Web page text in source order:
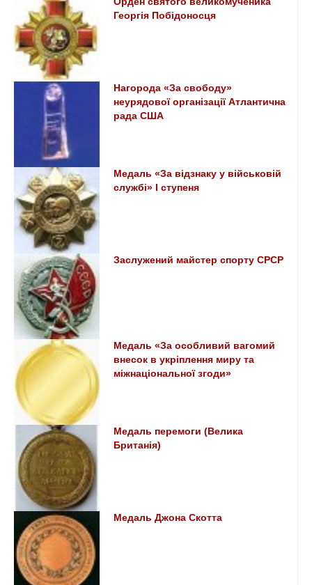
Георгія Побідоносця
Нагорода «За свободу»
неурядової організації Атлантична
рада США
Медаль «За відзнаку у військовій
службі» I ступеня
Заслужений майстер спорту СРСР
Медаль «За особливий вагомий
внесок в укріплення миру та
міжнаціональної згоди»
Медаль перемоги (Велика
Британія)
Медаль Джона Скотта